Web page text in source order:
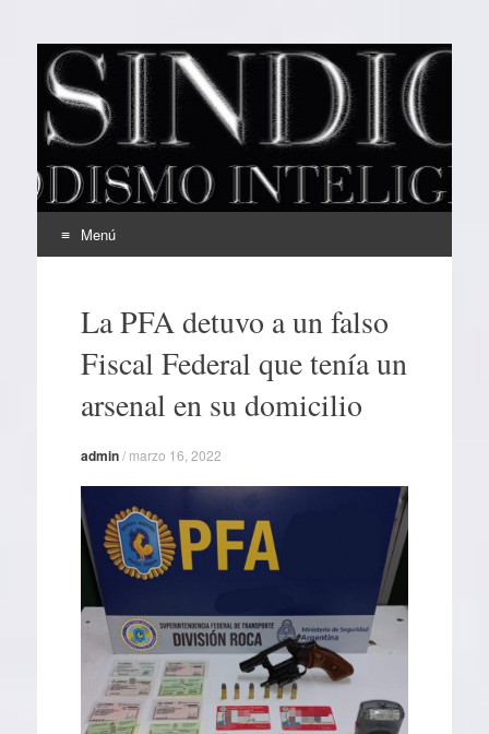
EL SINDICAL
Periodismo Inteligente
Menú
contenidoLa PFA detuvo a un falso
Fiscal Federal que tenía un
arsenal en su domicilio
admin/ marzo 16, 2022